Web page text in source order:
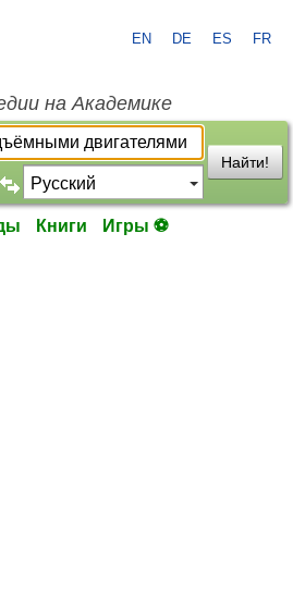
EN DE ES FR
на Академике
Найти!
Книги Игры ⚽